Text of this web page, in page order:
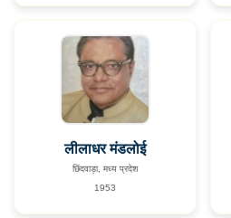
लीलाधर मंडलोई
छिंदवाड़ा, मध्य प्रदेश
1953